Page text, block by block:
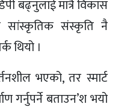
बढ्नुलाई मात्रै विकास
सांस्कृतिक संस्कृति नै
थियो ।
भएको, तर स्मार्ट
गर्नुपर्ने बताउन’श भयो